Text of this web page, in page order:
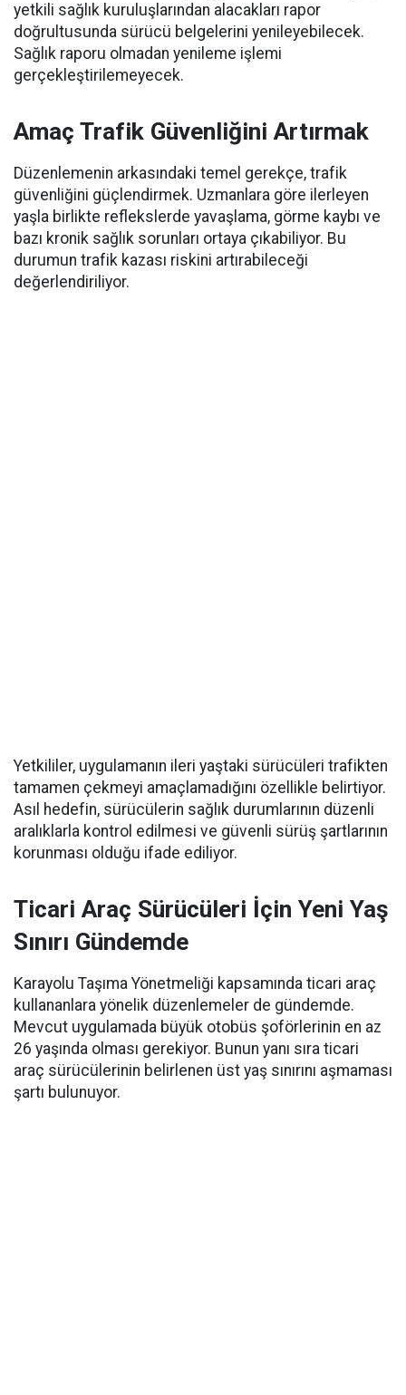
yetkili sağlık kuruluşlarından alacakları rapor
doğrultusunda sürücü belgelerini yenileyebilecek.
Sağlık raporu olmadan yenileme işlemi
gerçekleştirilemeyecek.
Amaç Trafik Güvenliğini Artırmak
Düzenlemenin arkasındaki temel gerekçe, trafik
güvenliğini güçlendirmek. Uzmanlara göre ilerleyen
yaşla birlikte reflekslerde yavaşlama, görme kaybı ve
bazı kronik sağlık sorunları ortaya çıkabiliyor. Bu
durumun trafik kazası riskini artırabileceği
değerlendiriliyor.
Yetkililer, uygulamanın ileri yaştaki sürücüleri trafikten
tamamen çekmeyi amaçlamadığını özellikle belirtiyor.
Asıl hedefin, sürücülerin sağlık durumlarının düzenli
aralıklarla kontrol edilmesi ve güvenli sürüş şartlarının
korunması olduğu ifade ediliyor.
Ticari Araç Sürücüleri İçin Yeni Yaş
Sınırı Gündemde
Karayolu Taşıma Yönetmeliği kapsamında ticari araç
kullananlara yönelik düzenlemeler de gündemde.
Mevcut uygulamada büyük otobüs şoförlerinin en az
26 yaşında olması gerekiyor. Bunun yanı sıra ticari
araç sürücülerinin belirlenen üst yaş sınırını aşmaması
şartı bulunuyor.